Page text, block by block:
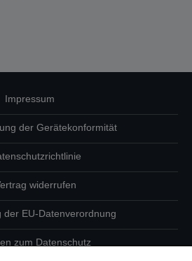
Impressum
der Gerätekonformität
widerrufen
der EU-Datenverordnung
zum Datenschutz